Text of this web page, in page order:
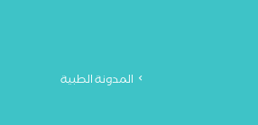
المدونة الطبية